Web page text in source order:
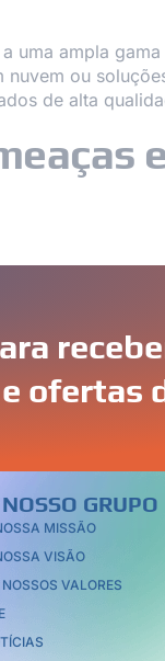
uma ampla
ou
de alta
ameaças
ofertas
GRUPO
MISSÃO
VISÃO
VALORES